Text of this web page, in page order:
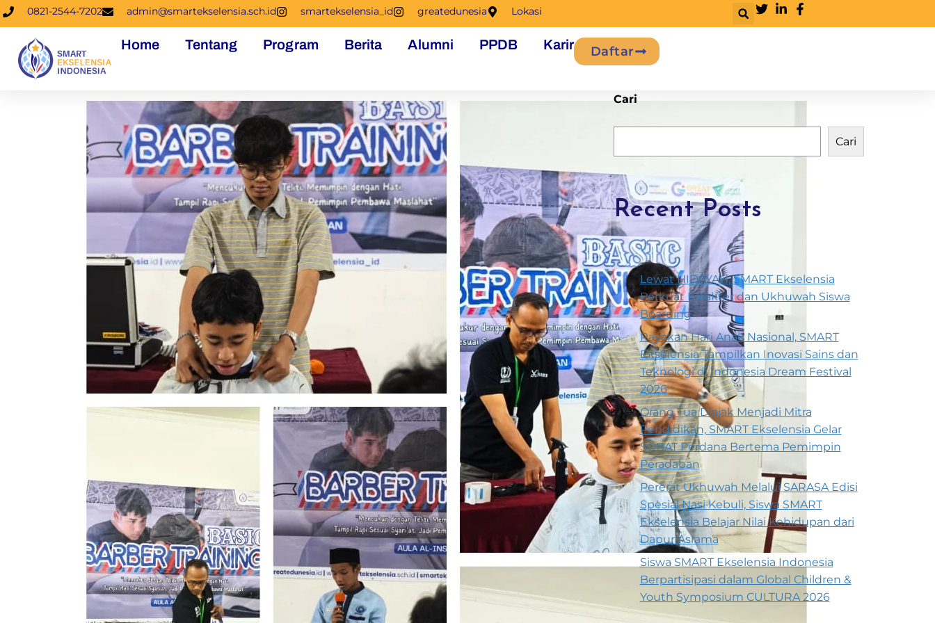
0821-2544-7202 admin@smartekselensia.sch.id smartekselensia_id greatedunesia Lokasi
Home Tentang Program Berita Alumni PPDB Karir Daftar
Cari
Cari
Recent Posts
Lewat HIDAYAH, SMART Ekselensia
Perkuat Karakter dan Ukhuwah Siswa
Boarding
Rayakan Hari Anak Nasional, SMART
Ekselensia Tampilkan Inovasi Sains dan
Teknologi di Indonesia Dream Festival
2026
Orang Tua Diajak Menjadi Mitra
Pendidikan, SMART Ekselensia Gelar
SOBAT Perdana Bertema Pemimpin
Peradaban
Pererat Ukhuwah Melalui SARASA Edisi
Spesial Nasi Kebuli, Siswa SMART
Ekselensia Belajar Nilai Kehidupan dari
Dapur Asrama
Siswa SMART Ekselensia Indonesia
Berpartisipasi dalam Global Children &
Youth Symposium CULTURA 2026